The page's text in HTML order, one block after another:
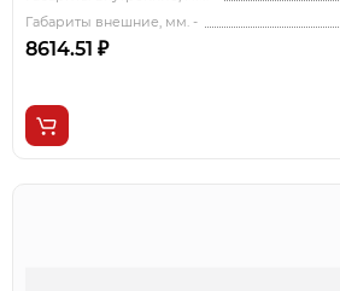
Габариты внешние, мм. -
8614.51 ₽